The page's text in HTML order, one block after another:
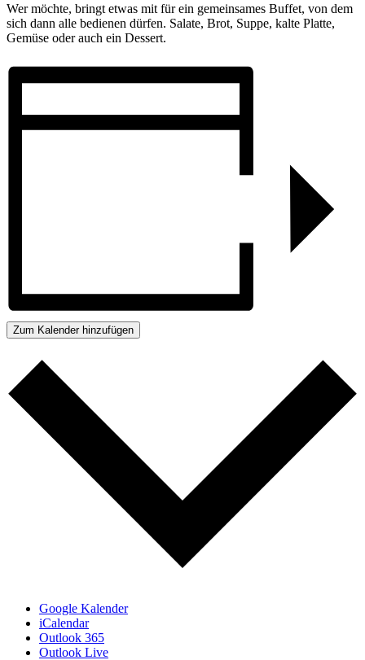
Wer möchte, bringt etwas mit für ein gemeinsames Buffet, von dem
sich dann alle bedienen dürfen. Salate, Brot, Suppe, kalte Platte,
Gemüse oder auch ein Dessert.
Zum Kalender hinzufügen
Google Kalender
iCalendar
Outlook 365
Outlook Live